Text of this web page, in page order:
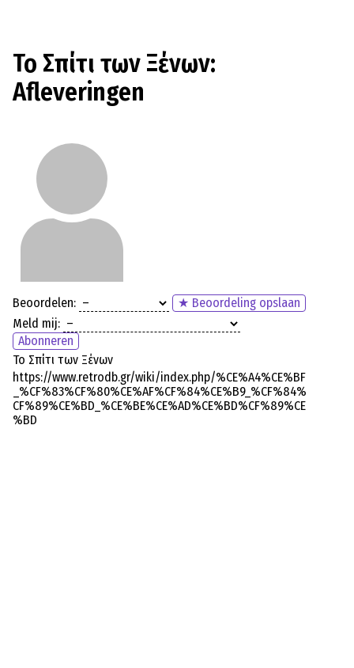
Το Σπίτι των Ξένων:
Afleveringen
Beoordelen:
★ Beoordeling opslaan
Meld mij:
Abonneren
Το Σπίτι των Ξένων
https://www.retrodb.gr/wiki/index.php/%CE%A4%CE%BF
_%CF%83%CF%80%CE%AF%CF%84%CE%B9_%CF%84%
CF%89%CE%BD_%CE%BE%CE%AD%CE%BD%CF%89%CE
%BD